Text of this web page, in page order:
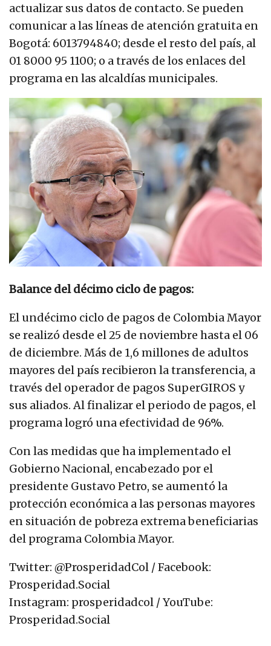
actualizar sus datos de contacto. Se pueden
comunicar a las líneas de atención gratuita en
Bogotá: 6013794840; desde el resto del país, al
01 8000 95 1100; o a través de los enlaces del
programa en las alcaldías municipales.
Balance del décimo ciclo de pagos:
El undécimo ciclo de pagos de Colombia Mayor
se realizó desde el 25 de noviembre hasta el 06
de diciembre. Más de 1,6 millones de adultos
mayores del país recibieron la transferencia, a
través del operador de pagos SuperGIROS y
sus aliados. Al finalizar el periodo de pagos, el
programa logró una efectividad de 96%.
Con las medidas que ha implementado el
Gobierno Nacional, encabezado por el
presidente Gustavo Petro, se aumentó la
protección económica a las personas mayores
en situación de pobreza extrema beneficiarias
del programa Colombia Mayor.
Twitter: @ProsperidadCol / Facebook:
Prosperidad.Social
Instagram: prosperidadcol / YouTube:
Prosperidad.Social